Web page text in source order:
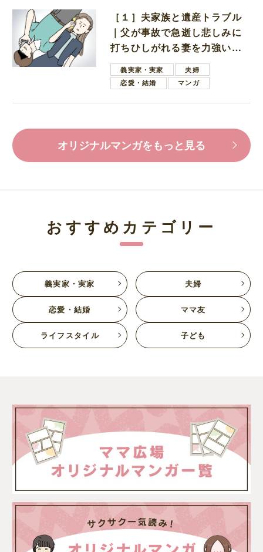
［１］夫家族と遺産トラブル
｜父が事故で急逝し悲しみに
打ちひしがれる妻を力強い言
葉で励ます夫
義実家・実家
夫婦
恋愛・結婚
マンガ
オリジナルマンガをもっと見る
おすすめカテゴリー
義実家・実家 夫婦
恋愛・結婚 ママ友
ライフスタイル 子ども